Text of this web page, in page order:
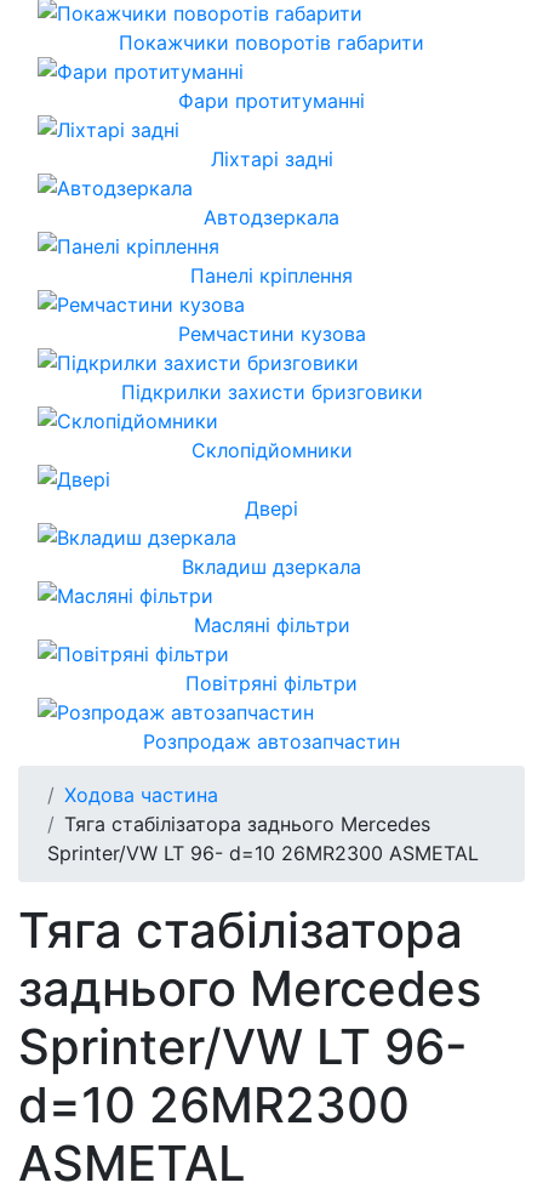
Покажчики поворотів габарити
Фари протитуманні
Ліхтарі задні
Автодзеркала
Панелі кріплення
Ремчастини кузова
Підкрилки захисти бризговики
Склопідйомники
Двері
Вкладиш дзеркала
Масляні фільтри
Повітряні фільтри
Розпродаж автозапчастин
Ходова частина
Тяга стабілізатора заднього Mercedes
Sprinter/VW LT 96- d=10 26MR2300 ASMETAL
Тяга стабілізатора
заднього Mercedes
Sprinter/VW LT 96-
d=10 26MR2300
ASMETAL